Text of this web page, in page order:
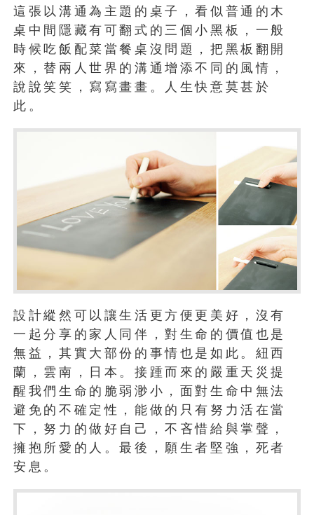
這張以溝通為主題的桌子，看似普通的木
桌中間隱藏有可翻式的三個小黑板，一般
時候吃飯配菜當餐桌沒問題，把黑板翻開
來，替兩人世界的溝通增添不同的風情，
說說笑笑，寫寫畫畫。人生快意莫甚於
此。
設計縱然可以讓生活更方便更美好，沒有
一起分享的家人同伴，對生命的價值也是
無益，其實大部份的事情也是如此。紐西
蘭，雲南，日本。接踵而來的嚴重天災提
醒我們生命的脆弱渺小，面對生命中無法
避免的不確定性，能做的只有努力活在當
下，努力的做好自己，不吝惜給與掌聲，
擁抱所愛的人。最後，願生者堅強，死者
安息。